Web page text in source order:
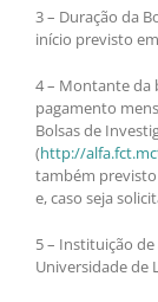
3 – Duração da
início previsto
4 – Montante da
pagamento
Bolsas de
(http://
também previsto
e, caso seja
5 – Instituição
Universidade de